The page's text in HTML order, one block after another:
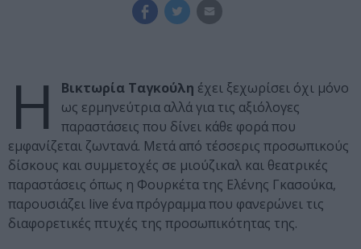
Η Βικτωρία Ταγκούλη έχει ξεχωρίσει όχι μόνο
ως ερμηνεύτρια αλλά για τις αξιόλογες
παραστάσεις που δίνει κάθε φορά που
εμφανίζεται ζωντανά. Μετά από τέσσερις προσωπικούς
δίσκους και συμμετοχές σε μιούζικαλ και θεατρικές
παραστάσεις όπως η Φουρκέτα της Ελένης Γκασούκα,
παρουσιάζει live ένα πρόγραμμα που φανερώνει τις
διαφορετικές πτυχές της προσωπικότητας της.